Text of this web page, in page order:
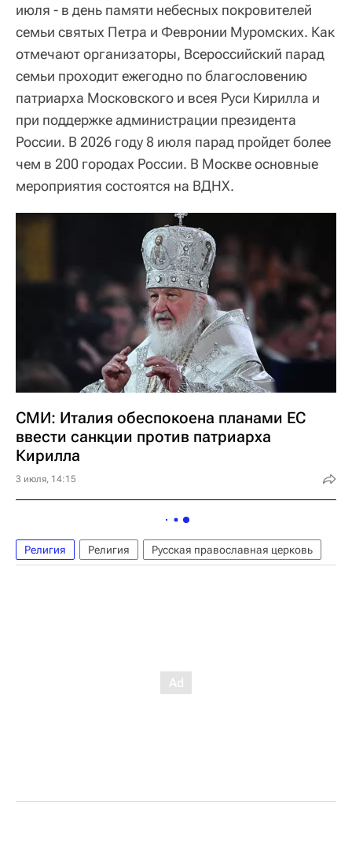
июля - в день памяти небесных покровителей
семьи святых Петра и Февронии Муромских. Как
отмечают организаторы, Всероссийский парад
семьи проходит ежегодно по благословению
патриарха Московского и всея Руси Кирилла и
при поддержке администрации президента
России. В 2026 году 8 июля парад пройдет более
чем в 200 городах России. В Москве основные
мероприятия состоятся на ВДНХ.
СМИ: Италия обеспокоена планами ЕС
ввести санкции против патриарха
Кирилла
3 июля, 14:15
Религия Религия Русская православная церковь